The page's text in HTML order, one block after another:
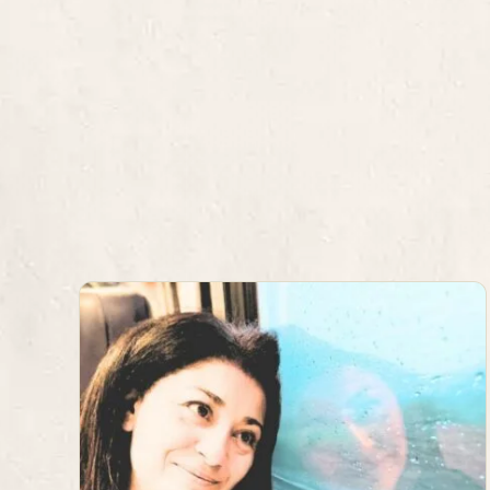
Podcast pédagogique :
les étudiants du Bahut ont
transformé leur appréhension du
micro en expérience de
Projets alternants